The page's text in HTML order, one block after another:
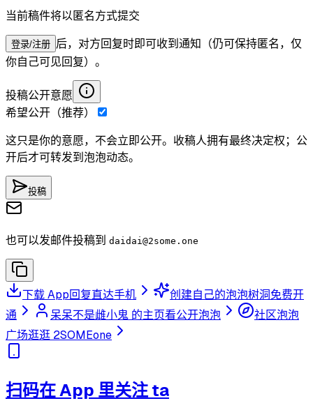
当前稿件将以匿名方式提交
登录/注册 后，对方回复时即可收到通知（仍可保持匿名，仅
你自己可见回复）。
投稿公开意愿
希望公开（推荐）
这只是你的意愿，不会立即公开。收稿人拥有最终决定权；公
开后才可转发到泡泡动态。
投稿
也可以发邮件投稿到 daidai @2some.one
下载 App回复直达手机 创建自己的泡泡树洞免费开
通
呆呆不是雌小鬼 的主页看公开泡泡
社区泡泡
广场逛逛 2SOMEone
扫码在 App 里关注 ta